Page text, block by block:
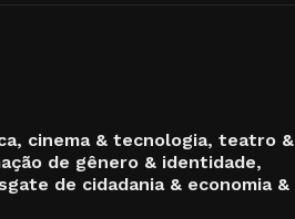
cinema & tecnologia, teatro &
de gênero & identidade,
de cidadania & economia &